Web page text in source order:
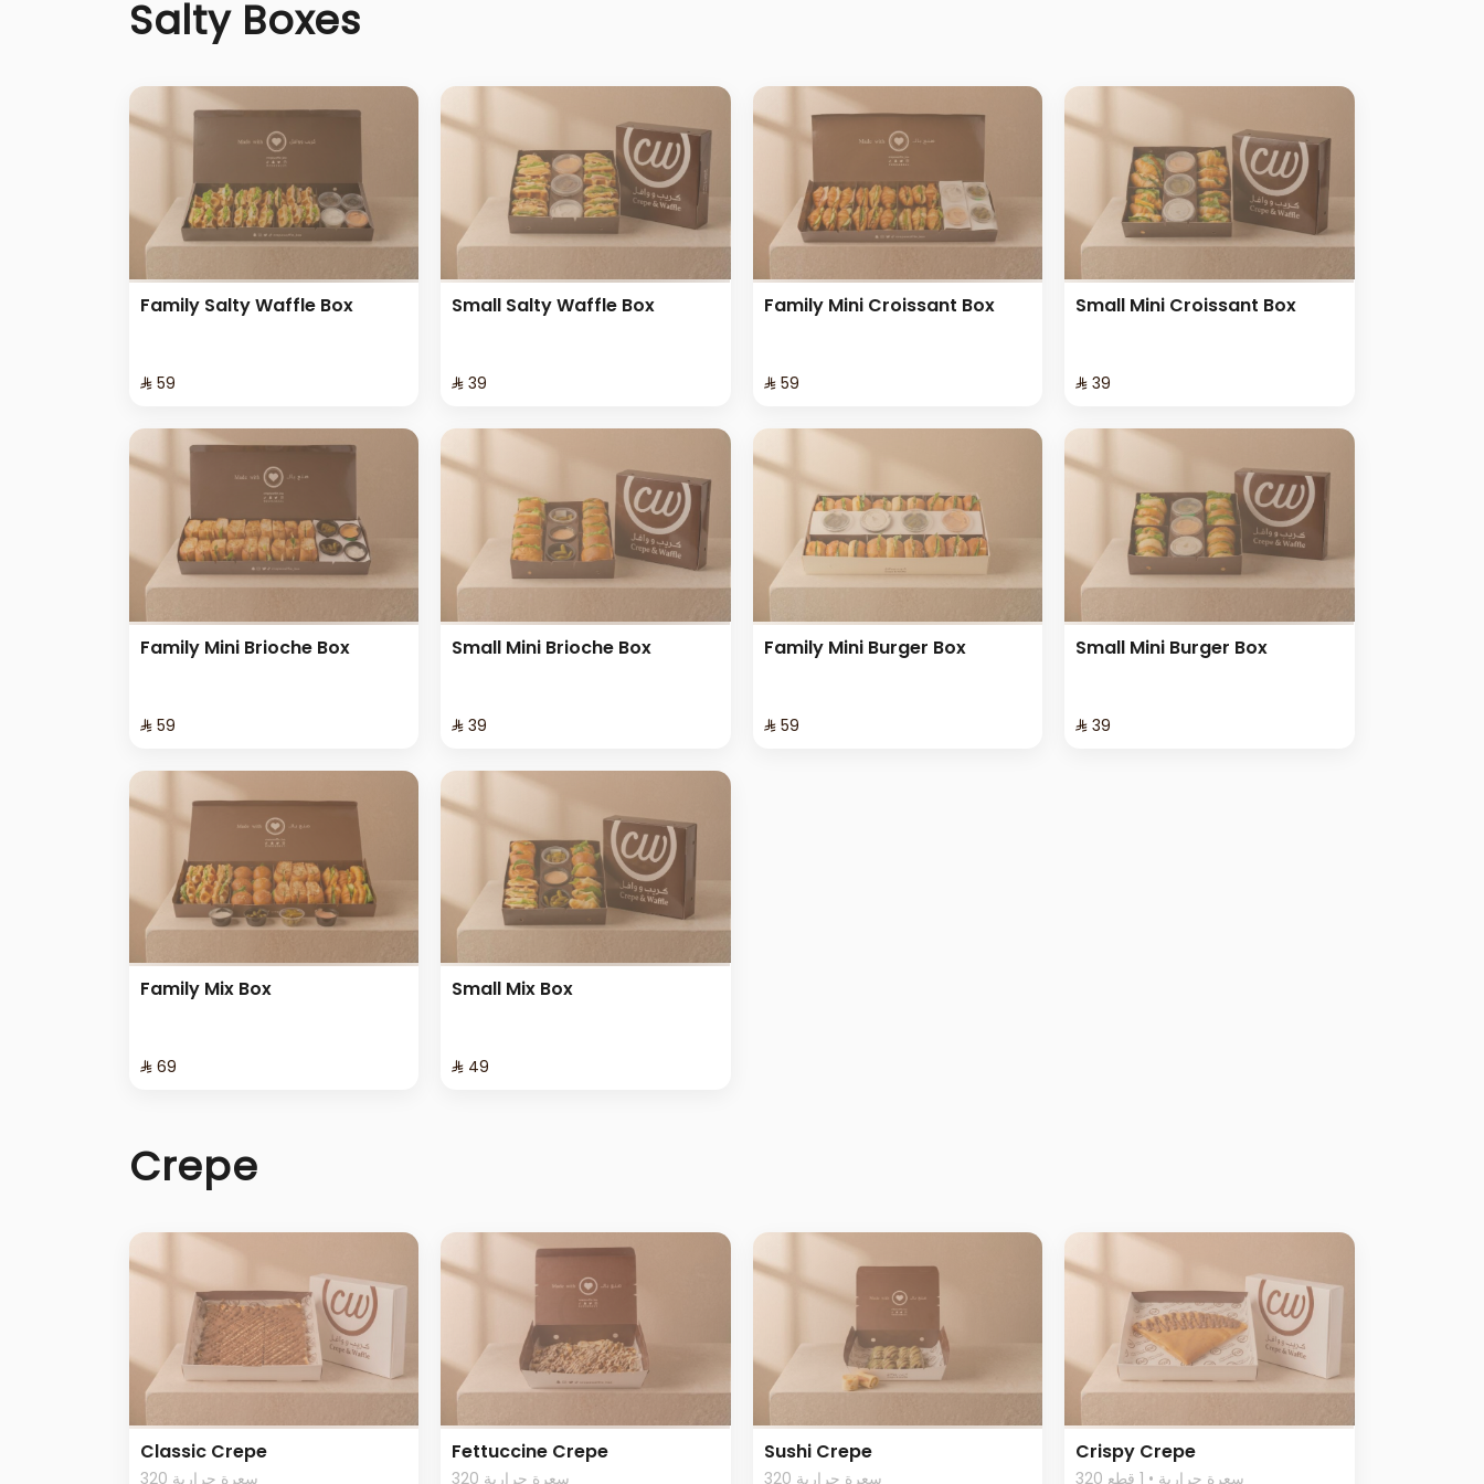
Salty Boxes
Family Salty Waffle Box
⁨⁦‪‬ 59⁩
Small Salty Waffle Box
⁨⁦‪‬ 39⁩
Family Mini Croissant Box
⁨⁦‪‬ 59⁩
Small Mini Croissant Box
⁨⁦‪‬ 39⁩
Family Mini Brioche Box
⁨⁦‪‬ 59⁩
Small Mini Brioche Box
⁨⁦‪‬ 39⁩
Family Mini Burger Box
⁨⁦‪‬ 59⁩
Small Mini Burger Box
⁨⁦‪‬ 39⁩
Family Mix Box
⁨⁦‪‬ 69⁩
Small Mix Box
⁨⁦‪‬ 49⁩
Crepe
Classic Crepe
320 سعرة حرارية
Fettuccine Crepe
320 سعرة حرارية
Sushi Crepe
320 سعرة حرارية
Crispy Crepe
320 سعرة حرارية • 1 قطع